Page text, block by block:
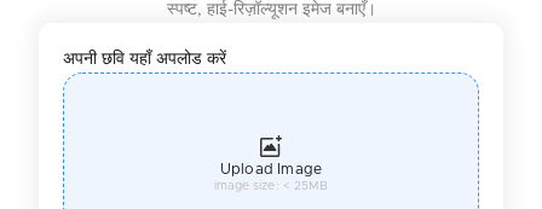
स्पष्ट, हाई-रिज़ॉल्यूशन इमेज बनाएँ।
अपनी छवि यहाँ अपलोड करें
Upload Image
image size: < 25MB